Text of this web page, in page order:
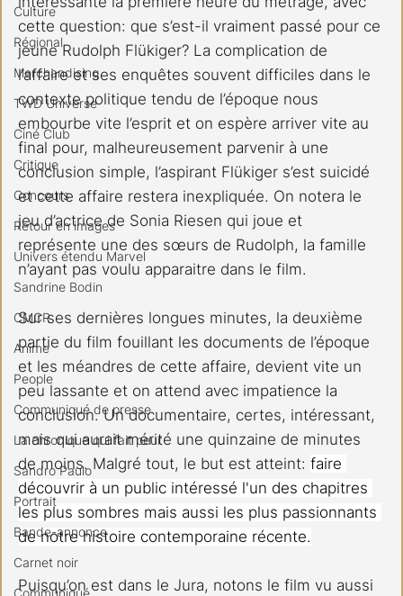
Culture
Régional
Merchandising
TWD Universe
Ciné Club
Critique
Concours
Retour en images
Univers étendu Marvel
Sandrine Bodin
CMCR
Anime
People
Communiqué de presse
La chronique qui fait peur
Sandro Paulo
Portrait
Bande-annonce
Carnet noir
Communiqué
cette question: que s’est-il vraiment passé pour ce
jeune Rudolph Flükiger? La complication de
l’affaire et ses enquêtes souvent difficiles dans le
contexte politique tendu de l’époque nous
embourbe vite l’esprit et on espère arriver vite au
final pour, malheureusement parvenir à une
conclusion simple, l’aspirant Flükiger s’est suicidé
et cette affaire restera inexpliquée. On notera le
jeu d’actrice de Sonia Riesen qui joue et
représente une des sœurs de Rudolph, la famille
n’ayant pas voulu apparaitre dans le film.
Sur ses dernières longues minutes, la deuxième
partie du film fouillant les documents de l’époque
et les méandres de cette affaire, devient vite un
peu lassante et on attend avec impatience la
conclusion. Un documentaire, certes, intéressant,
mais qui aurait mérité une quinzaine de minutes
de moins. Malgré tout, le but est atteint: faire
découvrir à un public intéressé l'un des chapitres
les plus sombres mais aussi les plus passionnants
de notre histoire contemporaine récente.
Puisqu’on est dans le Jura, notons le film vu aussi